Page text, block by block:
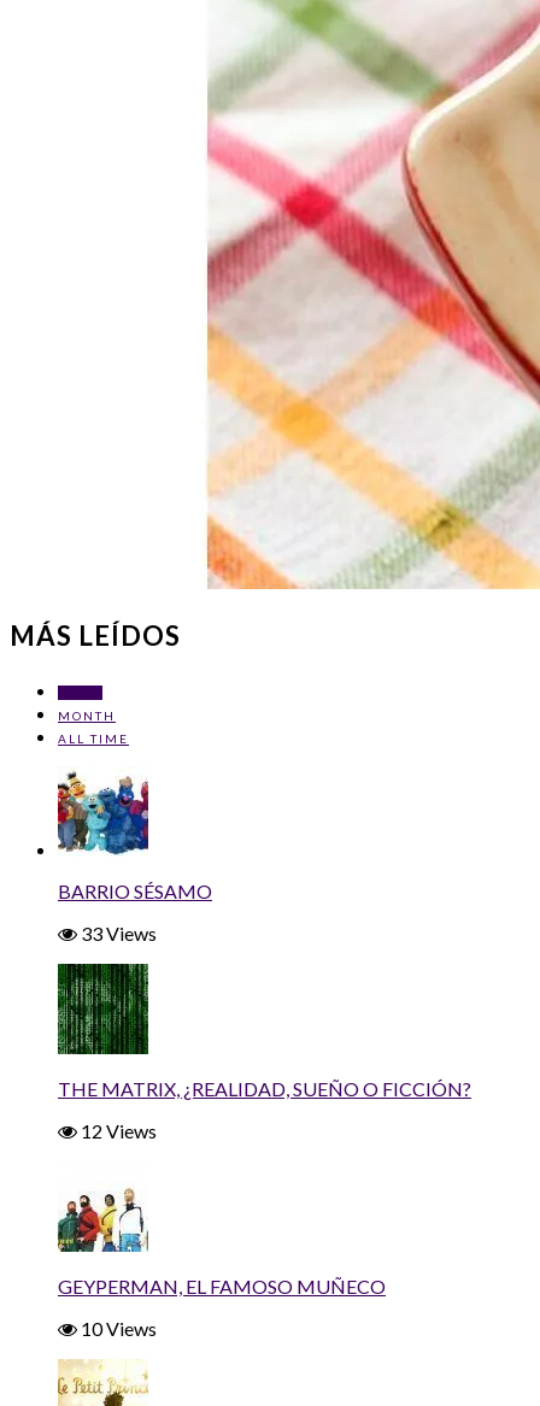
MÁS LEÍDOS
MONTH
ALL TIME
BARRIO SÉSAMO
33 Views
THE MATRIX, ¿REALIDAD, SUEÑO O FICCIÓN?
12 Views
GEYPERMAN, EL FAMOSO MUÑECO
10 Views